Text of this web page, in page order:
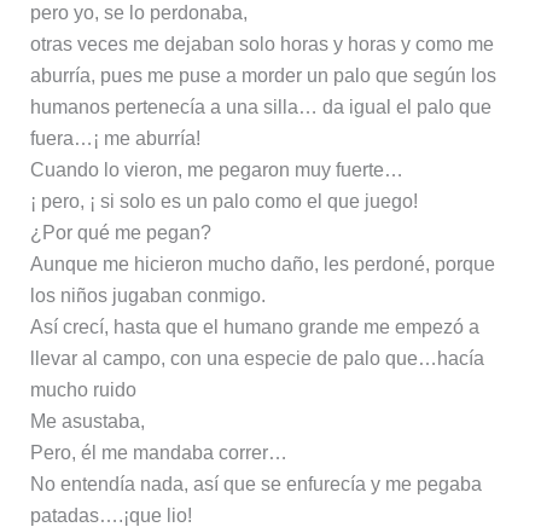
pero yo, se lo perdonaba,
otras veces me dejaban solo horas y horas y como me
aburría, pues me puse a morder un palo que según los
humanos pertenecía a una silla… da igual el palo que
fuera…¡ me aburría!
Cuando lo vieron, me pegaron muy fuerte…
¡ pero, ¡ si solo es un palo como el que juego!
¿Por qué me pegan?
Aunque me hicieron mucho daño, les perdoné, porque
los niños jugaban conmigo.
Así crecí, hasta que el humano grande me empezó a
llevar al campo, con una especie de palo que…hacía
mucho ruido
Me asustaba,
Pero, él me mandaba correr…
No entendía nada, así que se enfurecía y me pegaba
patadas….¡que lio!